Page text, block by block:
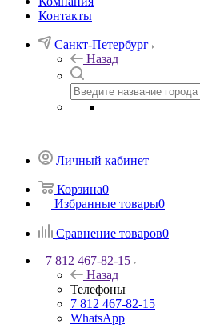
Контакты
Санкт-Петербург
Назад
Личный кабинет
Корзина0
Избранные товары0
Сравнение товаров0
7 812 467-82-15
Назад
Телефоны
7 812 467-82-15
WhatsApp